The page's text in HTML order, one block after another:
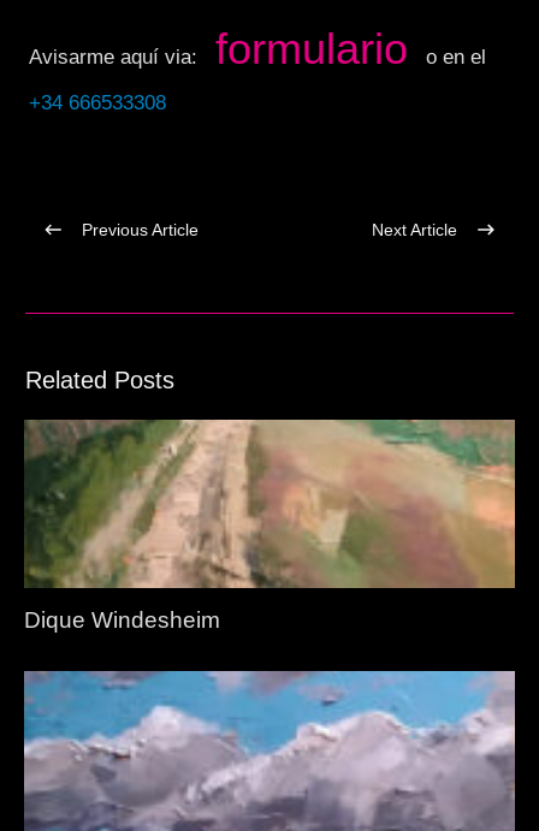
Avisarme aquí via: formulario
o en el
+34 666533308
Previous Article Next Article
Related Posts
Dique Windesheim